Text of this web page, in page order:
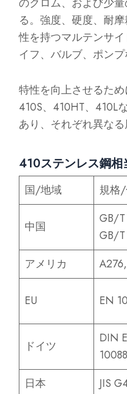
る。強度、硬度、耐
性を持つマルテンサ
イフ、バルブ、ポンプ
特性を向上させるため
410S、410HT、410L
あり、それぞれ異なる
410ステンレス鋼相
国/地域 規格
中国
GB/T
GB/
アメリカ
EU EN
ドイツ
DIN
日本 JIS